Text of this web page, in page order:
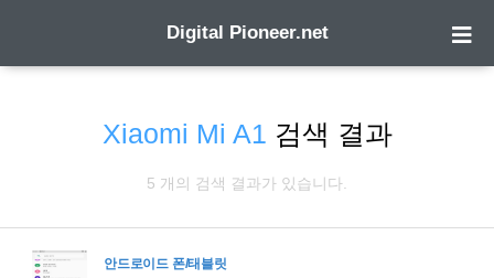
Digital Pioneer.net
Xiaomi Mi A1 검색 결과
5 개의 검색 결과가 있습니다.
안드로이드 폰/태블릿